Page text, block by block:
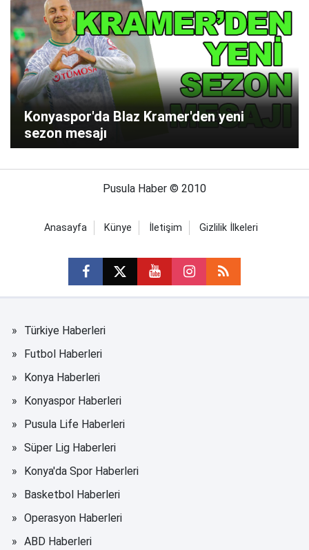
Konyaspor'da Blaz Kramer'den yeni
sezon mesajı
Pusula Haber © 2010
Anasayfa Künye İletişim Gizlilik İlkeleri
Türkiye Haberleri
Futbol Haberleri
Konya Haberleri
Konyaspor Haberleri
Pusula Life Haberleri
Süper Lig Haberleri
Konya'da Spor Haberleri
Basketbol Haberleri
Operasyon Haberleri
ABD Haberleri